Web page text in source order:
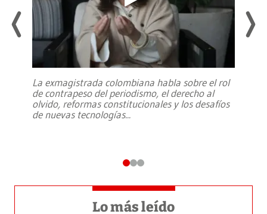
La exmagistrada colombiana habla sobre el rol
de contrapeso del periodismo, el derecho al
olvido, reformas constitucionales y los desafíos
de nuevas tecnologías...
Lo más leído